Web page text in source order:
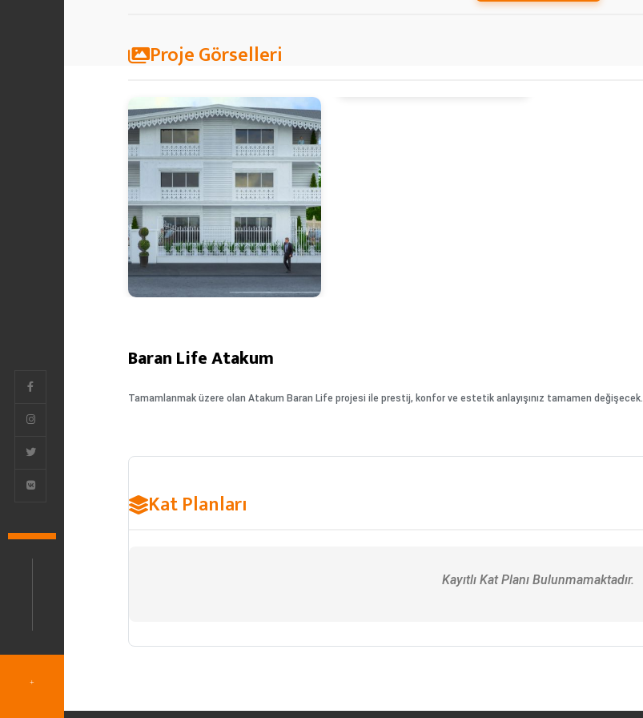
Proje Görselleri
Baran Life Atakum
Tamamlanmak üzere olan Atakum Baran Life projesi ile prestij, konfor ve estetik anlayışınız tamamen değişecek.
Kat Planları
Kayıtlı Kat Planı Bulunmamaktadır.